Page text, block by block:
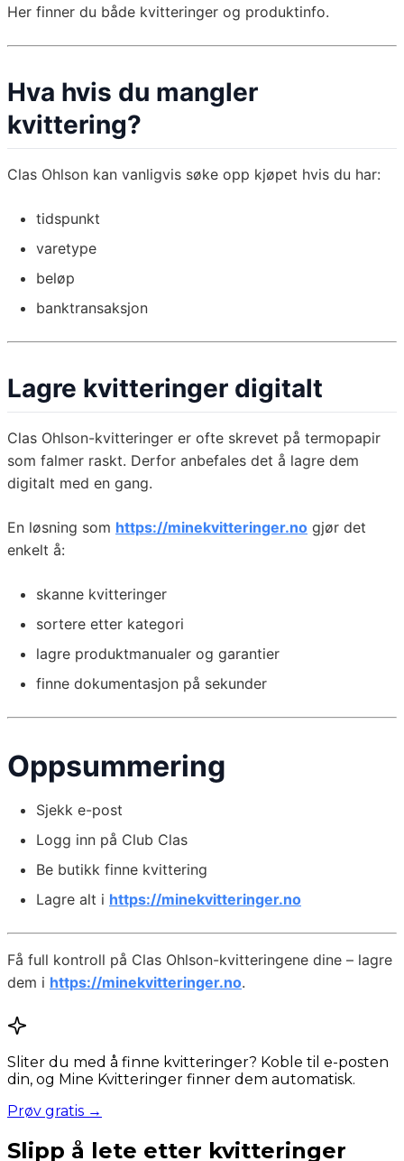
Her finner du både kvitteringer og produktinfo.
Hva hvis du mangler
kvittering?
Clas Ohlson kan vanligvis søke opp kjøpet hvis du har:
tidspunkt
varetype
beløp
banktransaksjon
Lagre kvitteringer digitalt
Clas Ohlson-kvitteringer er ofte skrevet på termopapir
som falmer raskt. Derfor anbefales det å lagre dem
digitalt med en gang.
En løsning som https://minekvitteringer.no gjør det
enkelt å:
skanne kvitteringer
sortere etter kategori
lagre produktmanualer og garantier
finne dokumentasjon på sekunder
Oppsummering
Sjekk e-post
Logg inn på Club Clas
Be butikk finne kvittering
Lagre alt i https://minekvitteringer.no
Få full kontroll på Clas Ohlson-kvitteringene dine – lagre
dem i https://minekvitteringer.no.
Sliter du med å finne kvitteringer? Koble til e-posten
din, og Mine Kvitteringer finner dem automatisk.
Prøv gratis →
Slipp å lete etter kvitteringer